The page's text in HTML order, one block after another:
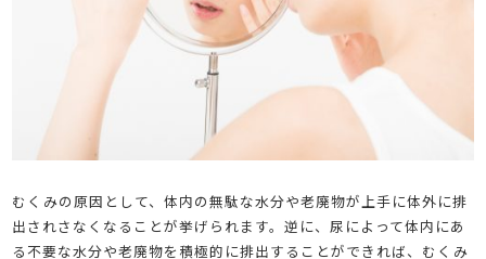
むくみの原因として、体内の無駄な水分や老廃物が上手に体外に排
出されさなくなることが挙げられます。逆に、尿によって体内にあ
る不要な水分や老廃物を積極的に排出することができれば、むくみ